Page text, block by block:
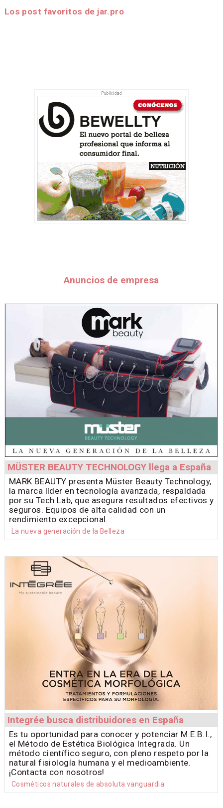
Los post favoritos de jar.pro
Anuncios de empresa
MÜSTER BEAUTY TECHNOLOGY llega a España
MARK BEAUTY presenta Müster Beauty Technology,
la marca líder en tecnología avanzada, respaldada
por su Tech Lab, que asegura resultados efectivos y
seguros. Equipos de alta calidad con un
rendimiento excepcional.
La nueva generación de la Belleza
Integrée busca distribuidores en España
Es tu oportunidad para conocer y potenciar M.E.B.I.,
el Método de Estética Biológica Integrada. Un
método científico seguro, con pleno respeto por la
natural fisiología humana y el medioambiente.
¡Contacta con nosotros!
Cosméticos naturales de absoluta vanguardia